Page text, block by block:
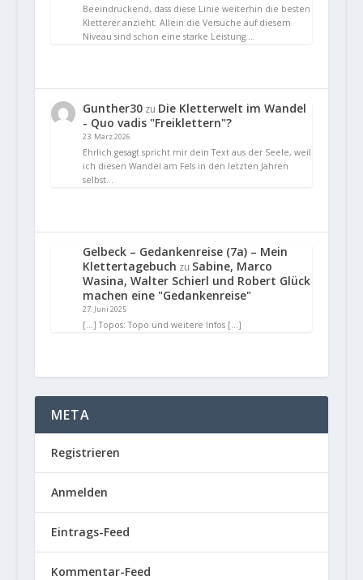
Beeindruckend, dass diese Linie weiterhin die besten
Kletterer anzieht. Allein die Versuche auf diesem
Niveau sind schon eine starke Leistung.…
Gunther30zu Die Kletterwelt im Wandel
- Quo vadis "Freiklettern"?
23. März 2026
Ehrlich gesagt spricht mir dein Text aus der Seele, weil
ich diesen Wandel am Fels in den letzten Jahren
selbst…
Gelbeck – Gedankenreise (7a) – Mein
Klettertagebuch zu Sabine, Marco
Wasina, Walter Schierl und Robert Glück
machen eine "Gedankenreise"
27. Juni 2025
[…] Topos: Topo und weitere Infos […]
META
Registrieren
Anmelden
Eintrags-Feed
Kommentar-Feed